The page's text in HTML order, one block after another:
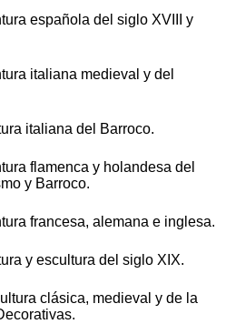
española del siglo XVIII y
italiana medieval y del
italiana del Barroco.
flamenca y holandesa del
y Barroco.
francesa, alemana e inglesa.
y escultura del siglo XIX.
clásica, medieval y de la